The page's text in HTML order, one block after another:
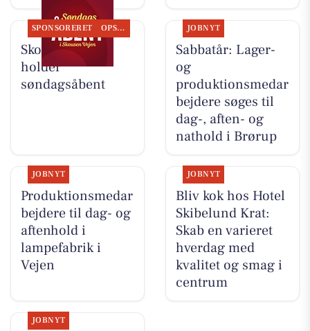
SPONSORERET OPSLAGSTAVLEN
Skousen Vejen
holder
søndagsåbent
JOBNYT
Sabbatår: Lager-
og
produktionsmedar
bejdere søges til
dag-, aften- og
nathold i Brørup
JOBNYT
Produktionsmedar
bejdere til dag- og
aftenhold i
lampefabrik i
Vejen
JOBNYT
Bliv kok hos Hotel
Skibelund Krat:
Skab en varieret
hverdag med
kvalitet og smag i
centrum
JOBNYT